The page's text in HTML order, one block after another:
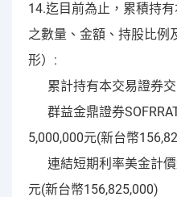
14.迄目前為止，累積持
之數量、金額、持股比例
形）:
累計持有本交易證券交
群益金鼎證券
5,000,000元(新台幣
連結短期利率美金計價
元(新台幣156,825,000)